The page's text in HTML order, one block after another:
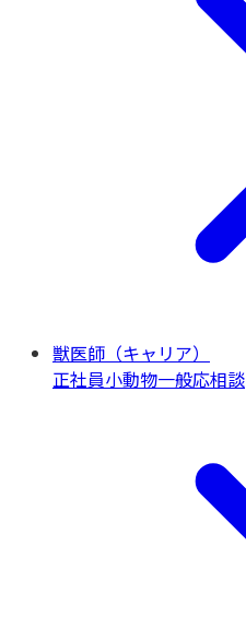
獣医師（キャリア）
正社員小動物一般応相談